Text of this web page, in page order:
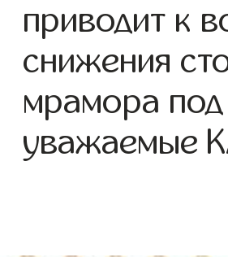
приводит к
снижения
мрамора
уважаемые